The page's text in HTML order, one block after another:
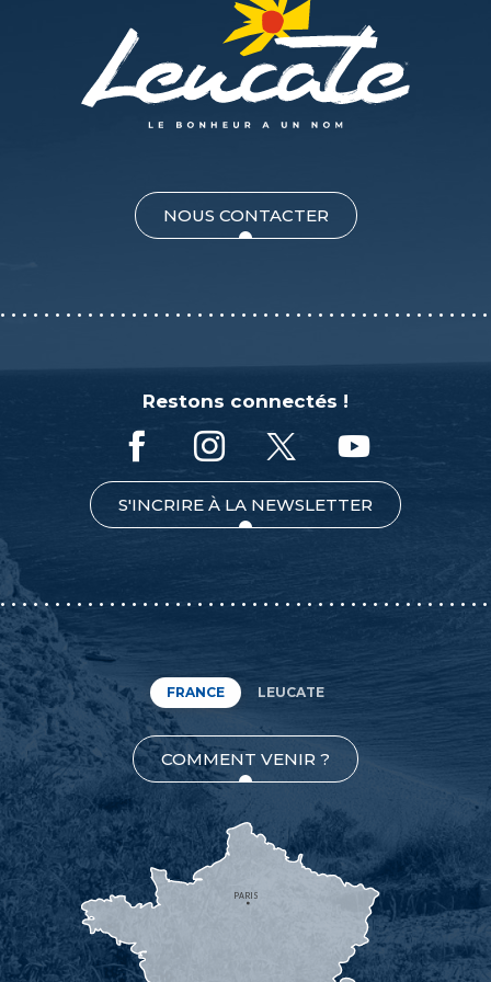
NOUS CONTACTER
Restons connectés !
S'INCRIRE À LA NEWSLETTER
FRANCE LEUCATE
COMMENT VENIR ?
PARIS